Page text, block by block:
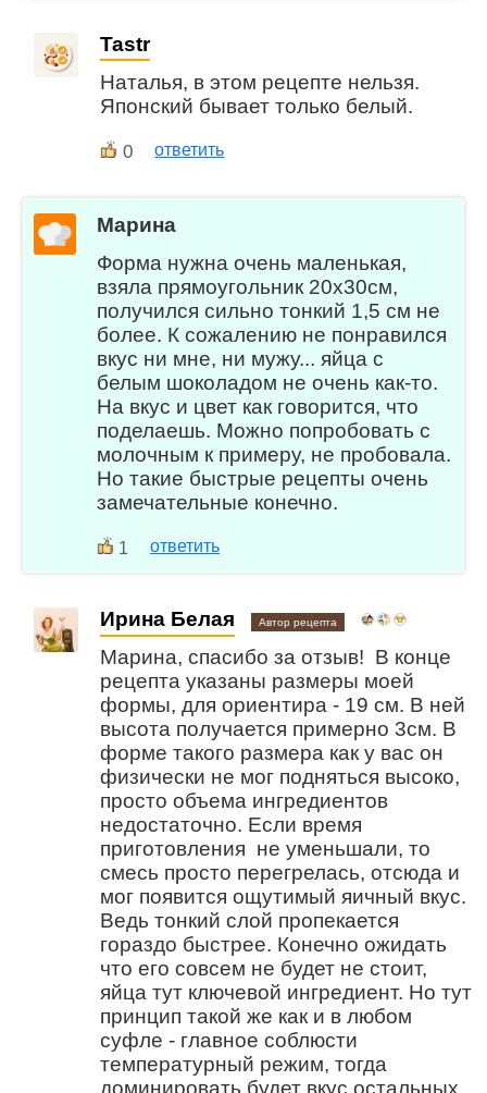
Tastr
Наталья, в этом рецепте нельзя.
Японский бывает только белый.
0 ответить
Марина
Форма нужна очень маленькая,
взяла прямоугольник 20х30см,
получился сильно тонкий 1,5 см не
более. К сожалению не понравился
вкус ни мне, ни мужу... яйца с
белым шоколадом не очень как-то.
На вкус и цвет как говорится, что
поделаешь. Можно попробовать с
молочным к примеру, не пробовала.
Но такие быстрые рецепты очень
замечательные конечно.
1 ответить
Ирина Белая Автор рецепта
Марина, спасибо за отзыв! В конце
рецепта указаны размеры моей
формы, для ориентира - 19 см. В ней
высота получается примерно 3см. В
форме такого размера как у вас он
физически не мог подняться высоко,
просто объема ингредиентов
недостаточно. Если время
приготовления не уменьшали, то
смесь просто перегрелась, отсюда и
мог появится ощутимый яичный вкус.
Ведь тонкий слой пропекается
гораздо быстрее. Конечно ожидать
что его совсем не будет не стоит,
яйца тут ключевой ингредиент. Но тут
принцип такой же как и в любом
суфле - главное соблюсти
температурный режим, тогда
доминировать будет вкус остальных